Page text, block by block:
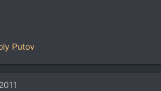
Putov